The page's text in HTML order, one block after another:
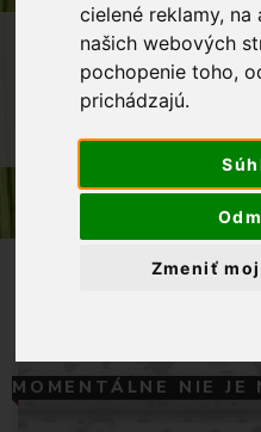
cielené reklamy,
našich webových
pochopenie toho,
prichádzajú.
Zmeniť
OBCHOD
DEKORAČNÁ
MOMENTÁLNE NIE JE